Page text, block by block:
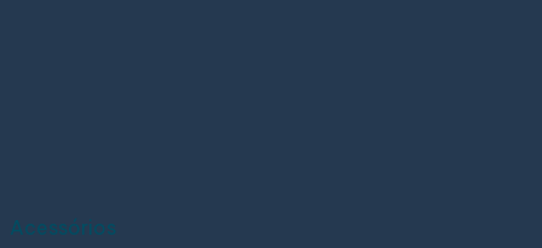
Acessórios